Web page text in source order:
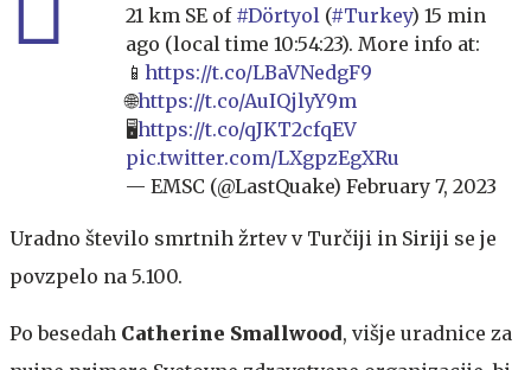
21 km SE of #Dörtyol (#Turkey) 15 min
ago (local time 10:54:23). More info at:
📱 https://t.co/LBaVNedgF9
🌐https://t.co/AuIQjlyY9m
🖥https://t.co/qJKT2cfqEV
pic.twitter.com/LXgpzEgXRu
— EMSC (@LastQuake) February 7, 2023
Uradno število smrtnih žrtev v Turčiji in Siriji se je
povzpelo na 5.100.
Po besedah Catherine Smallwood, višje uradnice za